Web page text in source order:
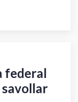
federal